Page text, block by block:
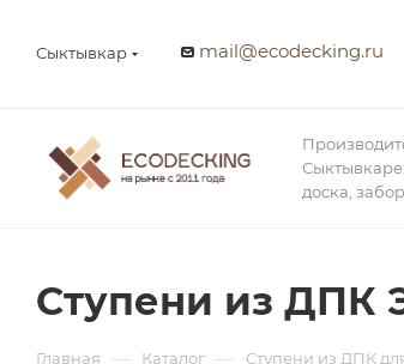
Сыктывкар mail@ecodecking.ru
доска,
Ступени из ДПК
Главная — Каталог — Ступени из ДПК